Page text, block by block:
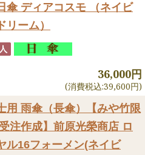
傘 ディアコスモ （ネイビ
リーム）
36,000円
(消費税込:39,600円)
用 雨傘（長傘）
【みや竹限
注作成】前原光榮商店 ロ
ル16フォーメン(ネイビ